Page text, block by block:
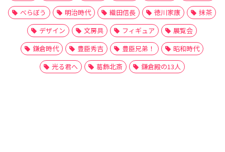
べらぼう
明治時代 織田信長 徳川家康
抹茶
デザイン
文房具 フィギュア
展覧会
鎌倉時代
豊臣秀吉 豊臣兄弟！
昭和時代
光る君へ
葛飾北斎 鎌倉殿の13人